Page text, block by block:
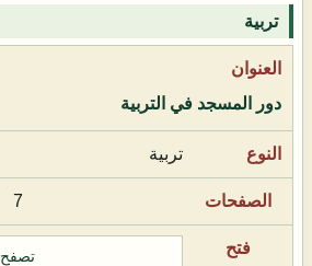
تربية
دور المسجد في التربية
تربية
7
تصفح